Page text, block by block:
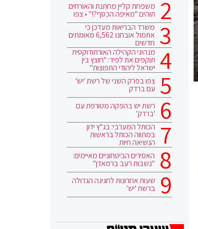
משפחת קליין מחתנת והאורחים
תוהים "מאיפה הכסף?!" • צפו
משרד הבריאות מעדכן כי
אתמול אובחנו 6,562 מאומתים
חדשים
מנהיגי הקהילה האורתודוקסית
תוקפים את לפיד: "חוצץ בין
ישראל ליהודי התפוצות"
צפו בפרק השני של רשת 'יש'
עם ברדק
רשת יש בהפקה מטורפת עם
'ברדק'
הכותל המערבי: בג"ץ ידון
במתווה הכותל בראשות
הנשיאה חיות
האסירים הביטחוניים מאיימים:
"נשבות רעב ברמאדן"
שעות אחרונות לחגיגה הגדולה
ברשת 'יש'